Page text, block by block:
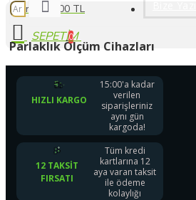
0 ürün - 0,00 TL
0
Parlaklık Ölçüm Cihazları
HIZLI KARGO
15:00'a kadar
verilen
siparişleriniz
aynı gün
kargoda!
12 TAKSIT
FIRSATI
Tüm kredi
kartlarına 12
aya varan taksit
ile ödeme
kolaylığı